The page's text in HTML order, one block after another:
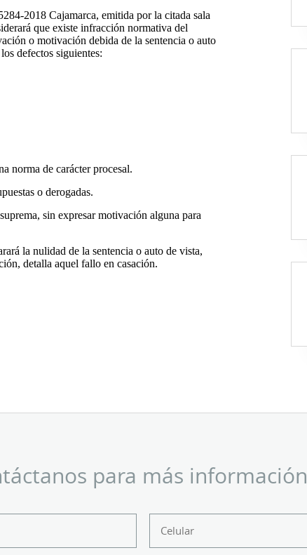
2018 Cajamarca, emitida por la citada sala
que existe infracción normativa del
o motivación debida de la sentencia o auto
defectos siguientes:
norma de carácter procesal.
o derogadas.
sin expresar motivación alguna para
la nulidad de la sentencia o auto de vista,
detalla aquel fallo en casación.
para más información